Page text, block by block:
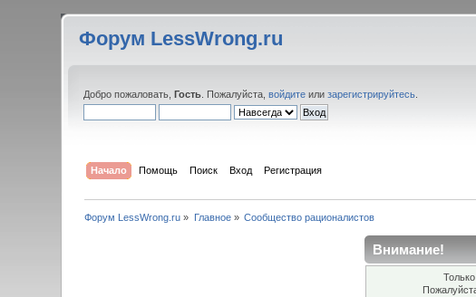
Форум LessWrong.ru
Добро пожаловать,Гость . Пожалуйста,войдите илизарегистрируйтесь
Начало Помощь Поиск Вход Регистрация
Форум LessWrong.ru » Главное» Сообщество рационалистов
Внимание!